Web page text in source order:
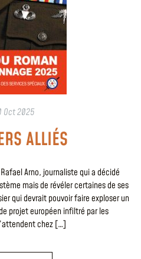
Oct 2025
ALLIÉS
Arno, journaliste qui a décidé
mais de révéler certaines de ses
qui devrait pouvoir faire exploser un
projet européen infiltré par les
chez […]